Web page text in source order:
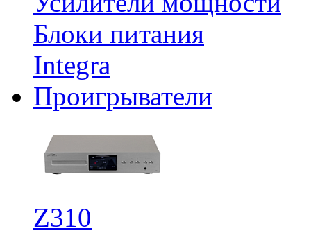
Блоки питания
Integra
Проигрыватели
Z310